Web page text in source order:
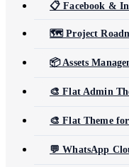
📋 Facebook &
🗺️ Project
📦 Assets
🎨 Flat Admin
🎨 Flat Theme
💬 WhatsApp